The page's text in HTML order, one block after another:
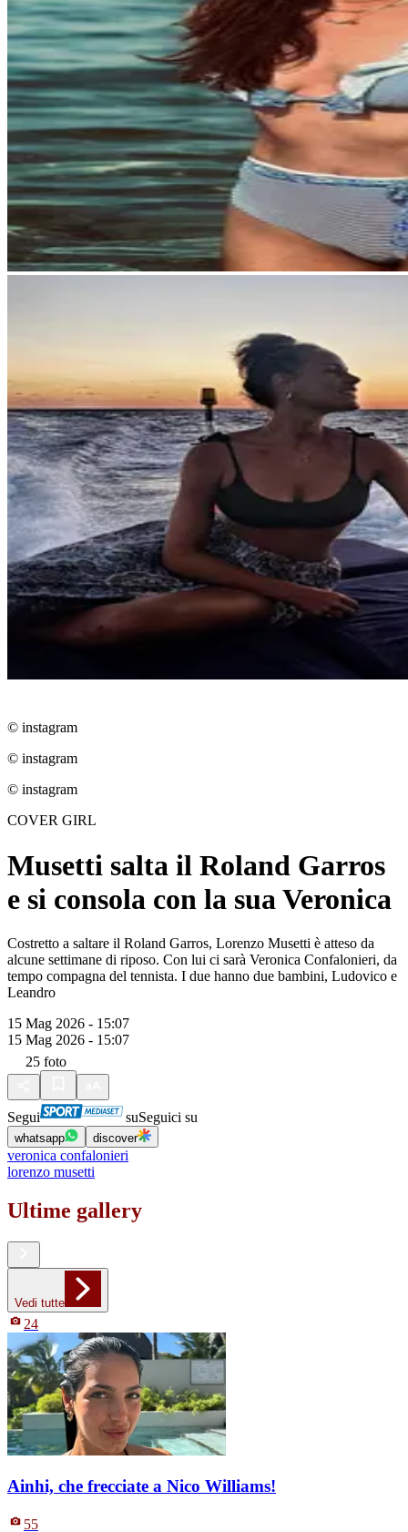
© instagram
© instagram
© instagram
COVER GIRL
Musetti salta il Roland Garros
e si consola con la sua Veronica
Costretto a saltare il Roland Garros, Lorenzo Musetti è atteso da
alcune settimane di riposo. Con lui ci sarà Veronica Confalonieri, da
tempo compagna del tennista. I due hanno due bambini, Ludovico e
Leandro
15 Mag 2026 - 15:07
15 Mag 2026 - 15:07
25 foto
Segui suSeguici su
whatsapp discover
veronica confalonieri
lorenzo musetti
Ultime gallery
Vedi tutte
24
Ainhi, che frecciate a Nico Williams!
55